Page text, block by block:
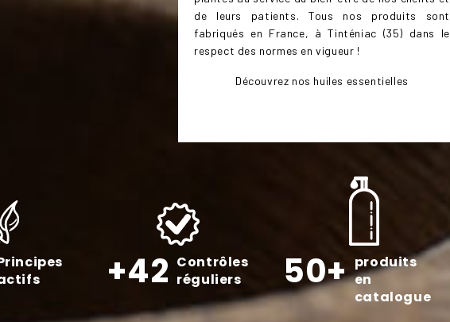
de leurs patients. Tous nos produits sont
fabriqués en France, à Tinténiac (35) dans le
respect des normes en vigueur !
Découvrez nos huiles essentielles
+42 Contrôles
réguliers
50+ produits
en
catalogue